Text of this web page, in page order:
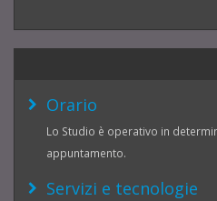
Orario
Lo Studio è operativo in
appuntamento.
Servizi e tecnologie